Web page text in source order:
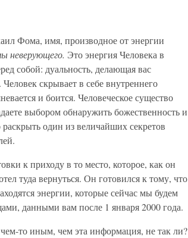
Фома, имя, производное от энергии
неверующего. Это энергия Человека в
собой: дуальность, делающая вас
скрывает в себе внутреннего
и боится. Человеческое существо
выбором обнаружить божественность и
один из величайших секретов
к приходу в то место, которое, как он
туда вернуться. Он готовился к тому, что
энергии, которые сейчас мы будем
данными вам после 1 января 2000 года.
то иным, чем эта информация, не так ли?